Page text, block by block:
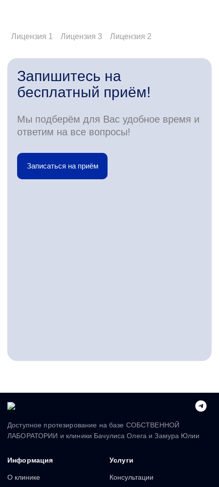
Лицензия 1 Лицензия 3 Лицензия 2
Запишитесь на
бесплатный приём!
Мы подберём для Вас удобное время и
ответим на все вопросы!
Записаться на приём
Доступное протезирование на базе СОБСТВЕННОЙ
ЛАБОРАТОРИИ и клиники Бачулиса Олега и Замура Юлии
Информация
О клинике
Услуги
Консультации